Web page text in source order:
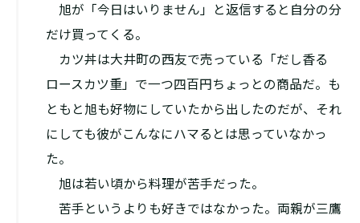
旭が「今日はいりません」と返信すると自分の分
だけ買ってくる。
カツ丼は大井町の西友で売っている「だし香る
ロースカツ重」で一つ四百円ちょっとの商品だ。も
ともと旭も好物にしていたから出したのだが、それ
にしても彼がこんなにハマるとは思っていなかっ
た。
旭は若い頃から料理が苦手だった。
苦手というよりも好きではなかった。両親が三鷹